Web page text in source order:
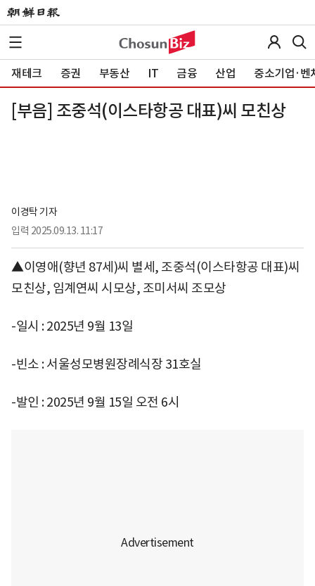
재테크 증권 부동산 IT 금융 산업 중소기업·벤
[부음] 조중석(이스타항공 대표)씨 모친상
이경탁 기자
입력 2025.09.13. 11:17
▲이영애(향년 87세)씨 별세, 조중석(이스타항공 대표)씨
모친상, 임계연씨 시모상, 조미서씨 조모상
-일시 : 2025년 9월 13일
-빈소 : 서울성모병원장례식장 31호실
-발인 : 2025년 9월 15일 오전 6시